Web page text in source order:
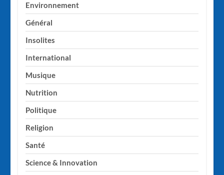
Environnement
Général
Insolites
International
Musique
Nutrition
Politique
Religion
Santé
Science & Innovation